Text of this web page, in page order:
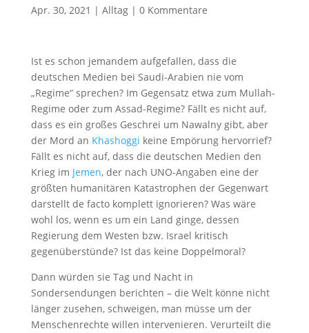
Apr. 30, 2021 | Alltag| 0 Kommentare
Ist es schon jemandem aufgefallen, dass die
deutschen Medien bei Saudi-Arabien nie vom
„Regime“ sprechen? Im Gegensatz etwa zum Mullah-
Regime oder zum Assad-Regime? Fällt es nicht auf,
dass es ein großes Geschrei um Nawalny gibt, aber
der Mord an Khashoggi keine Empörung hervorrief?
Fällt es nicht auf, dass die deutschen Medien den
Krieg im Jemen, der nach UNO-Angaben eine der
größten humanitären Katastrophen der Gegenwart
darstellt de facto komplett ignorieren? Was wäre
wohl los, wenn es um ein Land ginge, dessen
Regierung dem Westen bzw. Israel kritisch
gegenüberstünde? Ist das keine Doppelmoral?
Dann würden sie Tag und Nacht in
Sondersendungen berichten – die Welt könne nicht
länger zusehen, schweigen, man müsse um der
Menschenrechte willen intervenieren. Verurteilt die